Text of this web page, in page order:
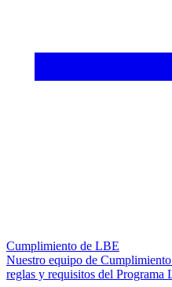
Cumplimiento de LBE
Nuestro equipo de
reglas y requisitos del Programa